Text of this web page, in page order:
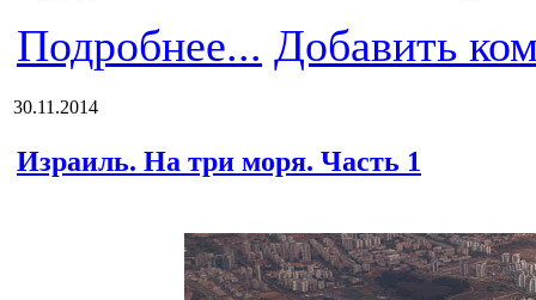
Подробнее... Добавить
30.11.2014
Израиль. На три моря. Часть 1